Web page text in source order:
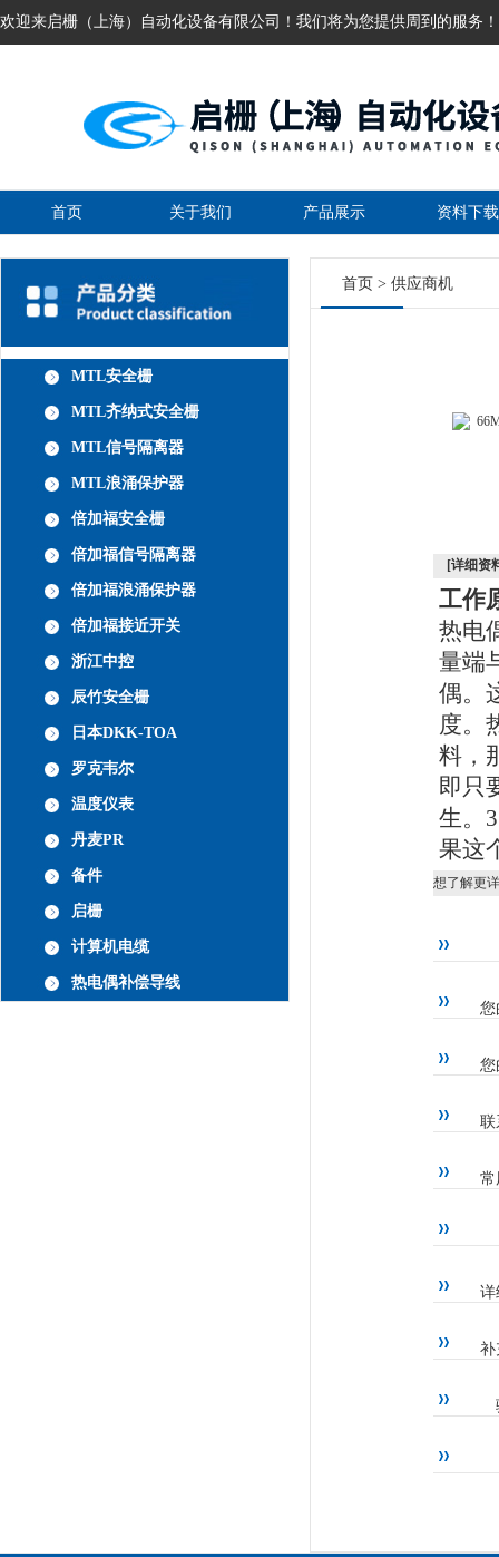
欢迎来启栅（上海）自动化设备有限公司！我们将为您提供周到的服务！
首页 关于我们 产品展示 资料下载
MTL安全栅
MTL齐纳式安全栅
MTL信号隔离器
MTL浪涌保护器
倍加福安全栅
倍加福信号隔离器
倍加福浪涌保护器
倍加福接近开关
浙江中控
辰竹安全栅
日本DKK-TOA
罗克韦尔
温度仪表
丹麦PR
备件
启栅
计算机电缆
热电偶补偿导线
首页 > 供应商机
[详细资
工作
热电
量端
偶。
度。
料，
即只
生。 3
果这
想了解更
您
您
联
常
详
补